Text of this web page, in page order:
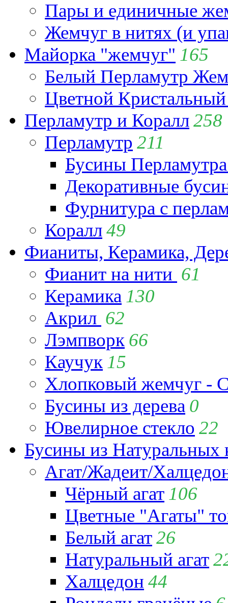
Пары и единичные
Жемчуг в нитях (и
Майорка "жемчуг" 165
Белый Перламутр
Цветной
Перламутр и Коралл258
Перламутр 211
Бусины
Декоративные
Фурнитура с
Коралл49
Фианиты, Керамика,
Фианит на нити 61
Керамика 130
Акрил 62
Лэмпворк 66
Каучук 15
Хлопковый жемчуг -
Бусины из дерева 0
Ювелирное стекло 22
Бусины из Натуральных
Агат/Жадеит/
Чёрный агат 106
Цветные "Агаты"
Белый агат26
Натуральный агат
Халцедон 44